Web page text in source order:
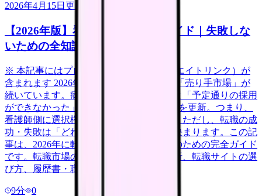
2026年4月15日 更新
【2026年版】看護師転職の完全ガイド｜失敗しな
いための全知識
※ 本記事にはプロモーション（アフィリエイトリンク）が
含まれます 2026年、看護師の転職市場は「売り手市場」が
続いています。病院看護実態調査によると「予定通りの採用
ができなかった」病院は58.3%で過去最高を更新。つまり、
看護師側に選択権がある有利な市場です。ただし、転職の成
功・失敗は「どれだけ準備をしたか」で決まります。この記
事は、2026年に転職を考えている看護師のための完全ガイド
です。転職市場の最新動向から、自己分析、転職サイトの選
び方、履歴書・職務経歴書の書き方、面
9分
0